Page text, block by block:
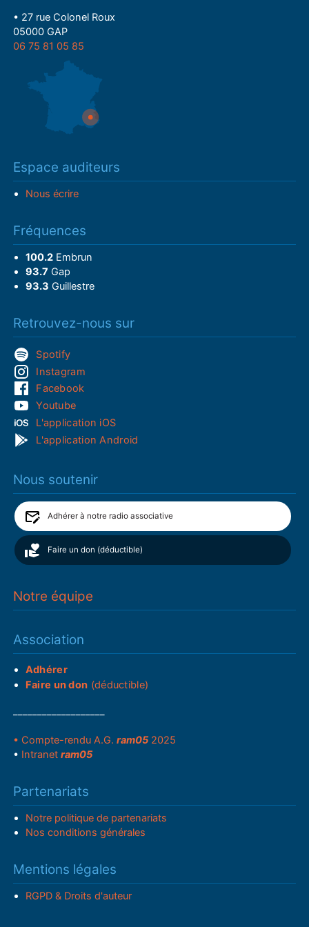
• 27 rue Colonel Roux
05000 GAP
06 75 81 05 85
Espace auditeurs
Nous écrire
Fréquences
100.2Embrun
93.7 Gap
93.3 Guillestre
Retrouvez-nous sur
Spotify
Instagram
Facebook
Youtube
L'application iOS
L'application Android
Nous soutenir
Adhérer à notre radio associative
Faire un don (déductible)
Notre équipe
Association
Adhérer
Faire un don (déductible)
• Compte-rendu A.G.ram05 2025
• Intranetram05
Partenariats
Notre politique de partenariats
Nos conditions générales
Mentions légales
RGPD & Droits d'auteur